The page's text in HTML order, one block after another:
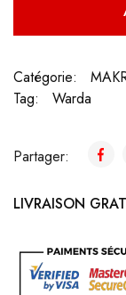
Catégorie:
Tag:
Warda
Partager:
LIVRAISON